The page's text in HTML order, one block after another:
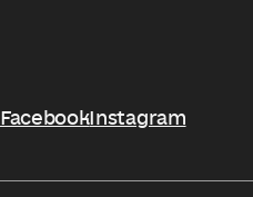
FacebookInstagram